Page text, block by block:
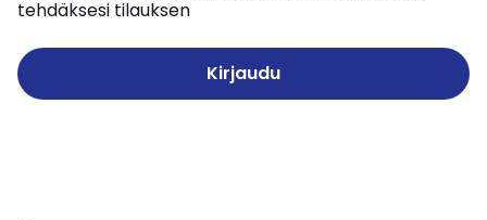
tehdäksesi tilauksen
Kirjaudu